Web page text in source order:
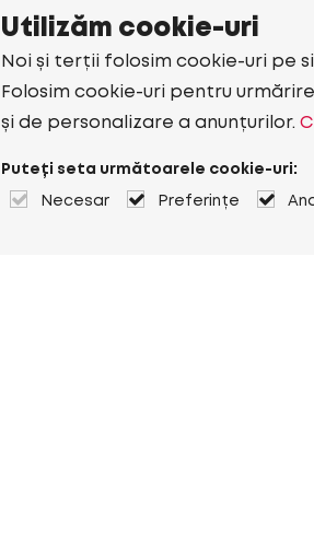
Utilizăm cookie-uri
Noi și terții folosim cookie-uri pe
Folosim cookie-uri pentru
și de personalizare a anunțurilor.
Puteți seta următoarele cookie-uri:
Necesar Preferințe